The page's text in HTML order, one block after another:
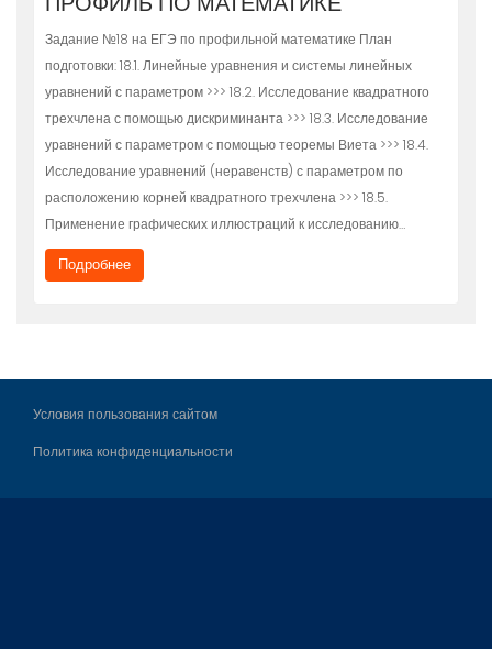
Задание №18 на ЕГЭ по профильной математике План
подготовки: 18.1. Линейные уравнения и системы линейных
уравнений с параметром >>> 18.2. Исследование квадратного
трехчлена с помощью дискриминанта >>> 18.3. Исследование
уравнений с параметром с помощью теоремы Виета >>> 18.4.
Исследование уравнений (неравенств) с параметром по
расположению корней квадратного трехчлена >>> 18.5.
Применение графических иллюстраций к исследованию…
Подробнее
Условия пользования сайтом
Политика конфиденциальности